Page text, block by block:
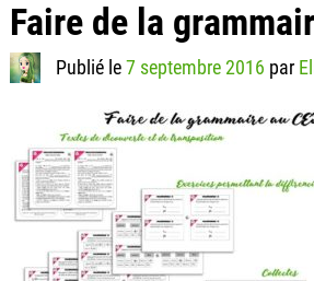
Faire de la
Publié le7 septembre 2016 par